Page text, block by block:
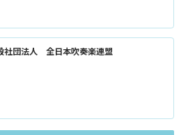
社団法人 全日本吹奏楽連盟